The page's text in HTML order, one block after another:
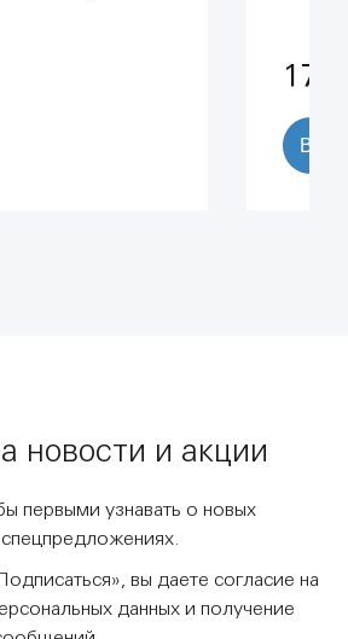
В
новости и акции
первыми узнавать о новых
вы даете согласие на
данных и получение